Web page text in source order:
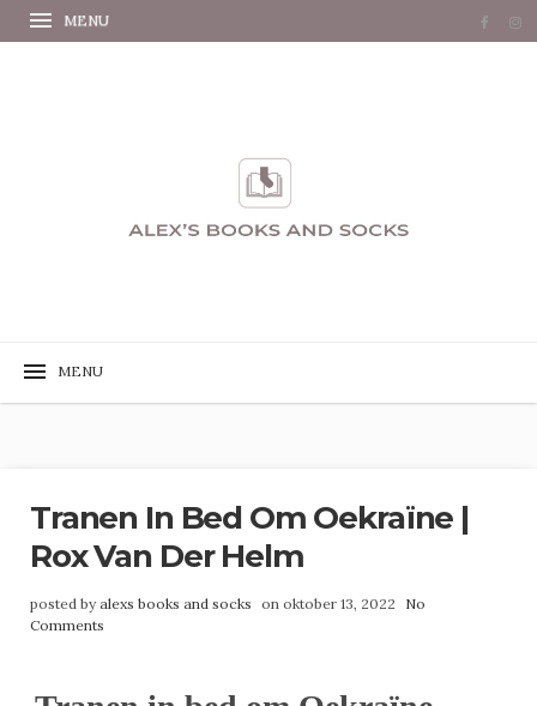
Tranen In Bed Om Oekraïne |
Rox Van Der Helm
posted byalexs books and socks on oktober 13, 2022
No
Comments